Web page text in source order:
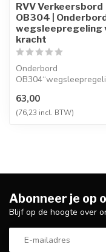
RVV Verkeersbord
OB304 | Onderbord
wegsleepregeling
kracht
Onderbord
tekst aan dat je auto...
63,00
(76,23 incl. BTW)
Abonneer je op
Blijf op de hoogte over